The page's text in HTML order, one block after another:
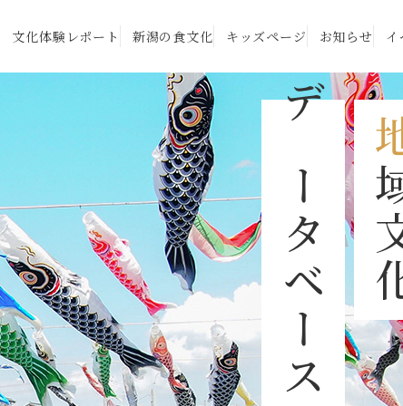
文化体験レポート 新潟の食文化 キッズページ お知らせ イ
データベース